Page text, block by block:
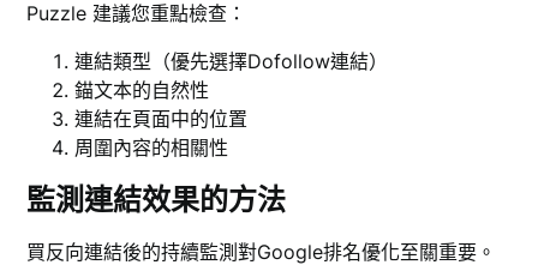
Puzzle 建議您重點檢查：
連結類型（優先選擇Dofollow連結）
錨文本的自然性
連結在頁面中的位置
周圍內容的相關性
監測連結效果的方法
買反向連結後的持續監測對Google排名優化至關重要。